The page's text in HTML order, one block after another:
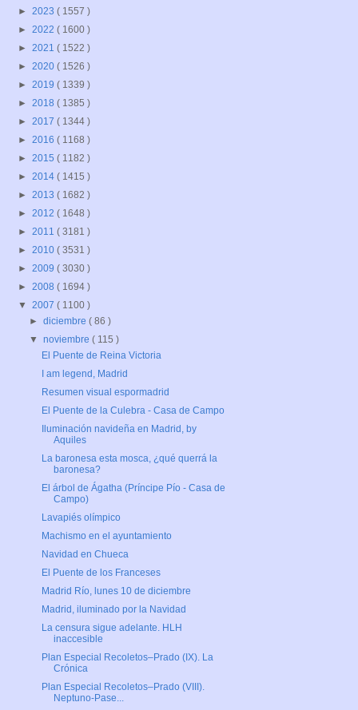
► 2023 ( 1557 )
► 2022 ( 1600 )
► 2021 ( 1522 )
► 2020 ( 1526 )
► 2019 ( 1339 )
► 2018 ( 1385 )
► 2017 ( 1344 )
► 2016 ( 1168 )
► 2015 ( 1182 )
► 2014 ( 1415 )
► 2013 ( 1682 )
► 2012 ( 1648 )
► 2011 ( 3181 )
► 2010 ( 3531 )
► 2009 ( 3030 )
► 2008 ( 1694 )
▼ 2007 ( 1100 )
►diciembre( 86 )
▼noviembre( 115 )
El Puente de Reina Victoria
I am legend, Madrid
Resumen visual espormadrid
El Puente de la Culebra - Casa de Campo
Iluminación navideña en Madrid, by
Aquiles
La baronesa esta mosca, ¿qué querrá la
baronesa?
El árbol de Ágatha (Príncipe Pío - Casa de
Campo)
Lavapiés olímpico
Machismo en el ayuntamiento
Navidad en Chueca
El Puente de los Franceses
Madrid Río, lunes 10 de diciembre
Madrid, iluminado por la Navidad
La censura sigue adelante. HLH
inaccesible
Plan Especial Recoletos–Prado (IX). La
Crónica
Plan Especial Recoletos–Prado (VIII).
Neptuno-Pase...